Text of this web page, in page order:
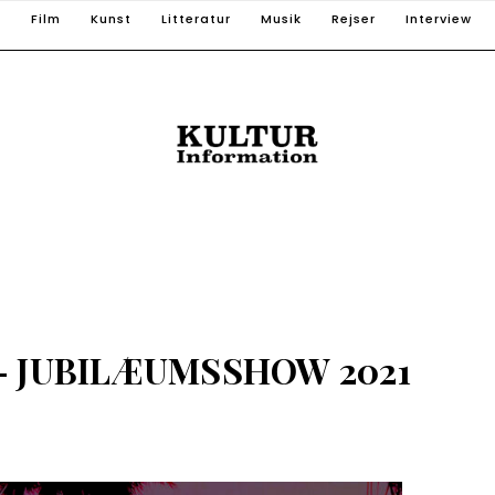
Film Kunst Litteratur Musik Rejser Interview
JUBILÆUMSSHOW 2021